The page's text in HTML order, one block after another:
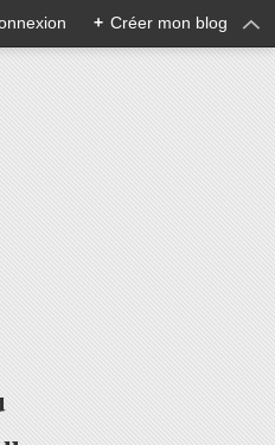
+ Créer mon blog